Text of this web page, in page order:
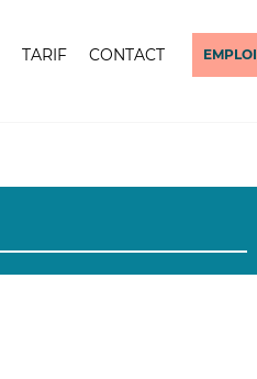
TARIF CONTACT EMPLOI